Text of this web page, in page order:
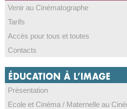
Venir au Cinématographe
Tarifs
Accès pour tous et toutes
Contacts
Présentation
Ecole et Cinéma / Maternelle au